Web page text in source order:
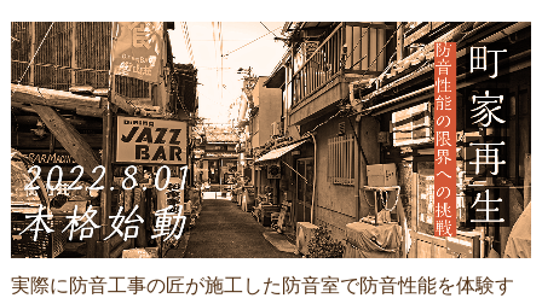
実際に防音工事の匠が施工した防音室で防音性能を体験す